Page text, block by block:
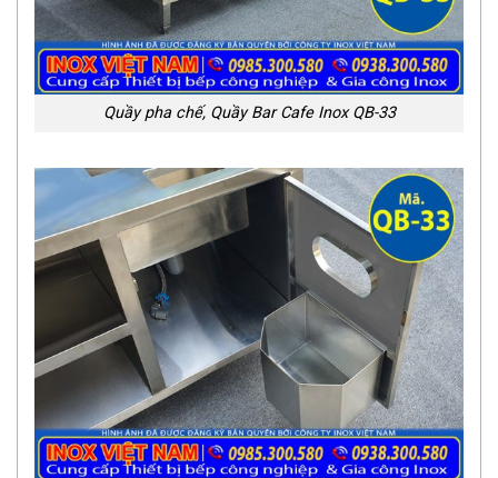
Quầy pha chế, Quầy Bar Cafe Inox QB-33